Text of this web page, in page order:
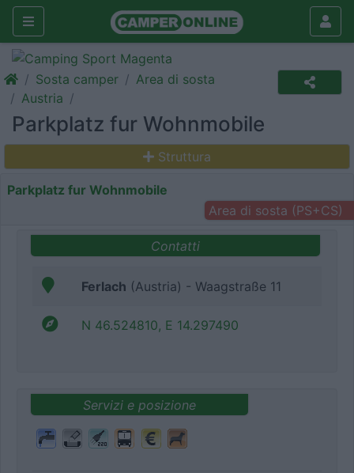
Sosta camper
Area di sosta
Austria
Parkplatz fur Wohnmobile
Struttura
Parkplatz fur Wohnmobile
Area di sosta (PS+CS)
Contatti
Ferlach (Austria) - Waagstraße 11
N 46.524810, E 14.297490
Servizi e posizione